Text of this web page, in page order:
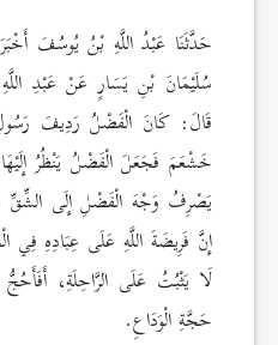
حَدَّثَنَا عَبْدُ اللَّهِ بْنُ يُوسُفَ
سُلَيْمَانَ بْنِ يَسَارٍ عَنْ عَبْدِ
قَالَ: كَانَ الْفَضْلُ رَدِيفَ
خَشْعَمَ فَجَعَلَ الْفَضْلُ يَنْظُرُ
يَصْرِفُ وَجْهَ الْفَضْلِ إِلَى الشِّقِّ
إِنَّ فَرِيضَةَ اللَّهِ عَلَى عِبَادِهِ
لَا يَثْبُتُ عَلَى الرَّاحِلَةِ،
حَجَّةِ الْوَدَاعِ.